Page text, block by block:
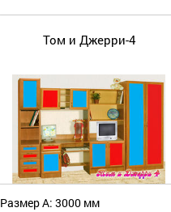
Том и Джерри-4
Размер А: 3000 мм